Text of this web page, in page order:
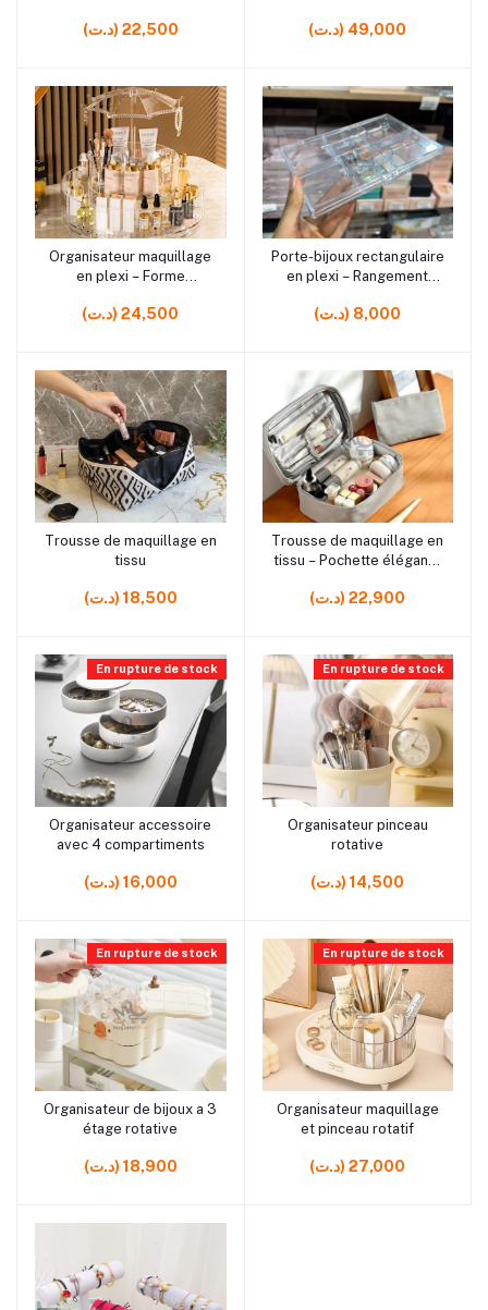
(د.ت) 22,500
pratique
(د.ت) 49,000
rrrrrr10 rrrrrr0 rrrrrr10 rrrrrr7
Ajouter au panier
Organisateur maquillage
en plexi – Forme
élégant pour accessoires
(د.ت) 24,500
rrrrrr12
Ajouter au panier
Porte-bijoux rectangulaire
en plexi – Rangement
(د.ت) 8,000
rrrrrr8
Ajouter au panier
Trousse de maquillage en
tissu
(د.ت) 18,500
rrrrrr3
Ajouter au panier
Trousse de maquillage en
tissu – Pochette élégante
(د.ت) 22,900
rrrrrr0
En rupture de stock
Ajouter au panier
Organisateur accessoire
avec 4 compartiments
(د.ت) 16,000
rrrrrr0
En rupture de stock
Ajouter au panier
Organisateur pinceau
rotative
(د.ت) 14,500
rrrrrr0
En rupture de stock
Ajouter au panier
Organisateur de bijoux a 3
étage rotative
(د.ت) 18,900
rrrrrr0
En rupture de stock
Ajouter au panier
Organisateur maquillage
et pinceau rotatif
(د.ت) 27,000